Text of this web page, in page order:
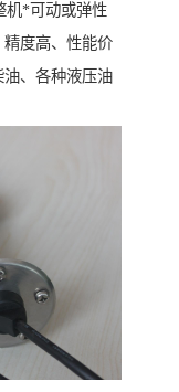
机*可动或弹性
度高、性能价
、各种液压油